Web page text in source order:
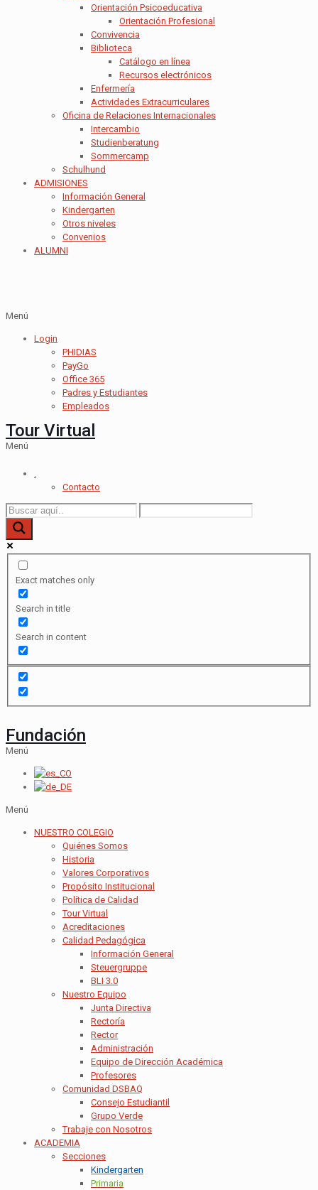
Orientación Psicoeducativa
Orientación Profesional
Convivencia
Biblioteca
Catálogo en línea
Recursos electrónicos
Enfermería
Actividades Extracurriculares
Oficina de Relaciones Internacionales
Intercambio
Studienberatung
Sommercamp
Schulhund
ADMISIONES
Información General
Kindergarten
Otros niveles
Convenios
ALUMNI
Menú
Login
PHIDIAS
PayGo
Office 365
Padres y Estudiantes
Empleados
Tour Virtual
Menú
.
Contacto
Exact matches only
Search in title
Search in content
Fundación
Menú
Menú
NUESTRO COLEGIO
Quiénes Somos
Historia
Valores Corporativos
Propósito Institucional
Política de Calidad
Tour Virtual
Acreditaciones
Calidad Pedagógica
Información General
Steuergruppe
BLI 3.0
Nuestro Equipo
Junta Directiva
Rectoría
Rector
Administración
Equipo de Dirección Académica
Profesores
Comunidad DSBAQ
Consejo Estudiantil
Grupo Verde
Trabaje con Nosotros
ACADEMIA
Secciones
Kindergarten
Primaria